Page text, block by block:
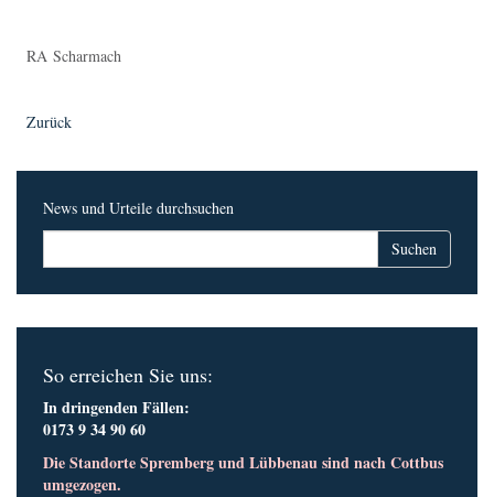
RA Scharmach
Zurück
News und Urteile durchsuchen
So erreichen Sie uns:
In dringenden Fällen:
0173 9 34 90 60
Die Standorte Spremberg und Lübbenau sind nach Cottbus
umgezogen.